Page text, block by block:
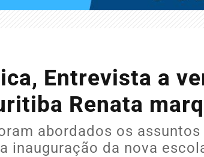
Entrevista a
Renata
abordados os
inauguração da nova